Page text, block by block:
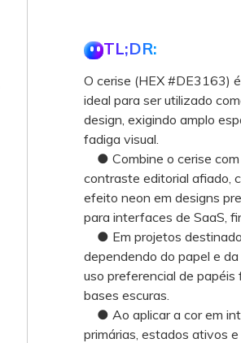
TL;DR:
O cerise (HEX #DE3163)
ideal para ser utilizado
design, exigindo amplo
fadiga visual.
● Combine o cerise com
contraste editorial afiado,
efeito neon em designs
para interfaces de SaaS,
● Em projetos
dependendo do papel e
uso preferencial de
bases escuras.
● Ao aplicar a cor em
primárias, estados ativos